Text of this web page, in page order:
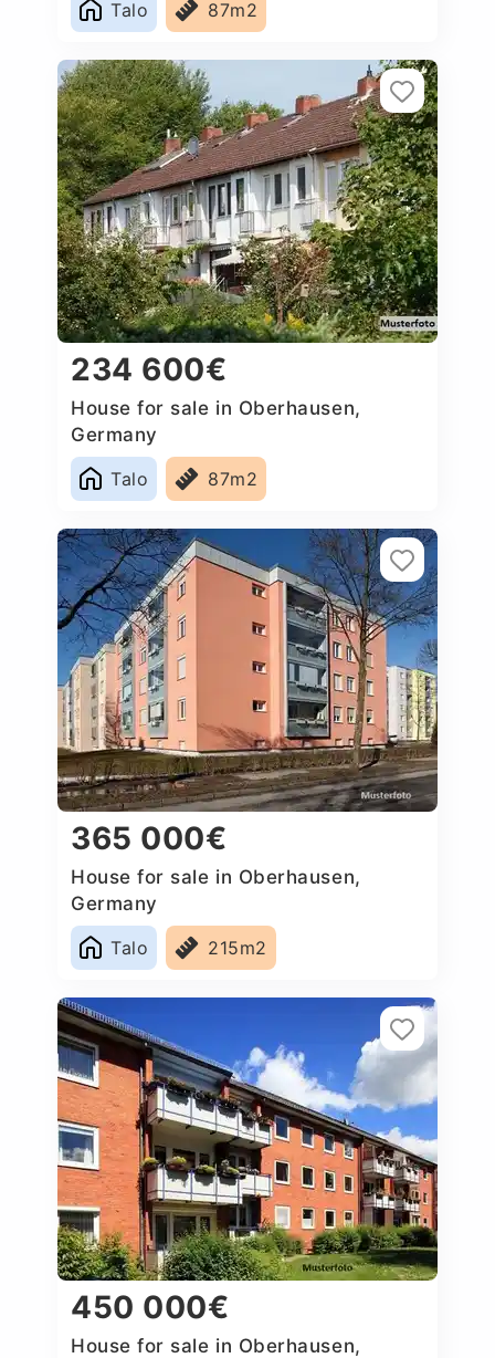
Talo 87m2
234 600€
House for sale in Oberhausen,
Germany
Talo
87m2
365 000€
House for sale in Oberhausen,
Germany
Talo
215m2
450 000€
House for sale in Oberhausen,